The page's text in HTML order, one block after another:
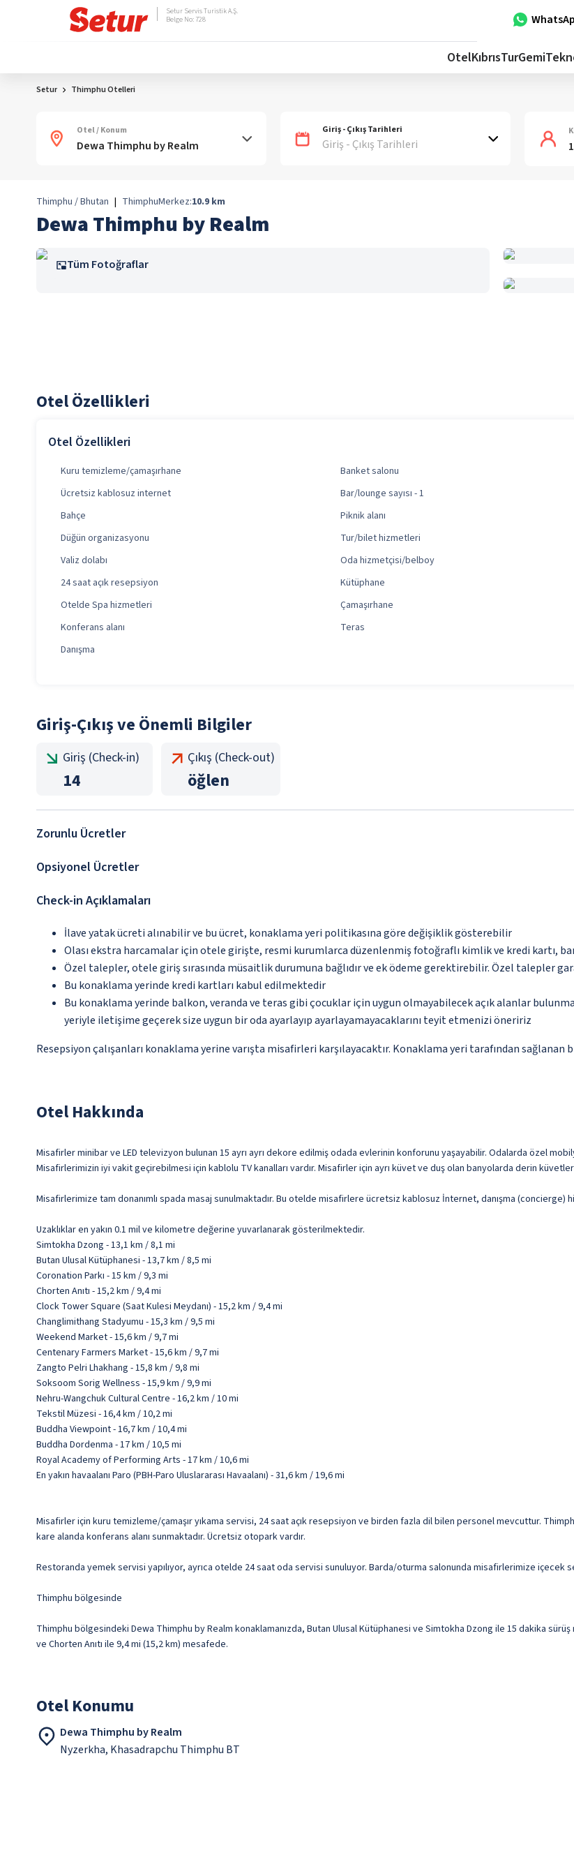
Setur Servis Turistik A.Ş.
Belge No: 728
OtelKıbrısTurGemi
Setur Thimphu Otelleri
Otel / Konum Giriş - Çıkış Tarihleri
Giriş - Çıkış Tarihleri
Thimphu / Bhutan | ThimphuMerkez:10.9 km
Dewa Thimphu by Realm
Tüm Fotoğraflar
Otel Özellikleri
Otel Özellikleri
Kuru temizleme/çamaşırhane Banket salonu
Ücretsiz kablosuz internet
Bar/lounge sayısı - 1
Bahçe
Piknik alanı
Düğün organizasyonu
Tur/bilet hizmetleri
Valiz dolabı
Oda hizmetçisi/belboy
24 saat açık resepsiyon
Kütüphane
Otelde Spa hizmetleri
Çamaşırhane
Konferans alanı
Teras
Danışma
Giriş-Çıkış ve Önemli Bilgiler
Giriş (Check-in)
14
Çıkış (Check-out)
öğlen
Zorunlu Ücretler
Opsiyonel Ücretler
Check-in Açıklamaları
İlave yatak ücreti alınabilir ve bu ücret, konaklama yeri politikasına göre değişiklik gösterebilir
Olası ekstra harcamalar için otele girişte, resmi kurumlarca düzenlenmiş fotoğraflı kimlik ve kredi kartı,
Özel talepler, otele giriş sırasında müsaitlik durumuna bağlıdır ve ek ödeme gerektirebilir. Özel talepler
Bu konaklama yerinde kredi kartları kabul edilmektedir
Bu konaklama yerinde balkon, veranda ve teras gibi çocuklar için uygun olmayabilecek açık alanlar
yeriyle iletişime geçerek size uygun bir oda ayarlayıp ayarlayamayacaklarını teyit etmenizi öneririz
Resepsiyon çalışanları konaklama yerine varışta misafirleri karşılayacaktır. Konaklama yeri tarafından
Otel Hakkında
Misafirler minibar ve LED televizyon bulunan 15 ayrı ayrı dekore edilmiş odada evlerinin konforunu yaşayabilir. Odalarda özel
Misafirlerimizin iyi vakit geçirebilmesi için kablolu TV kanalları vardır. Misafirler için ayrı küvet ve duş olan banyolarda derin küvetler
Misafirlerimize tam donanımlı spada masaj sunulmaktadır. Bu otelde misafirlere ücretsiz kablosuz İnternet, danışma (concierge)
Uzaklıklar en yakın 0.1 mil ve kilometre değerine yuvarlanarak gösterilmektedir.
Simtokha Dzong - 13,1 km / 8,1 mi
Butan Ulusal Kütüphanesi - 13,7 km / 8,5 mi
Coronation Parkı - 15 km / 9,3 mi
Chorten Anıtı - 15,2 km / 9,4 mi
Clock Tower Square (Saat Kulesi Meydanı) - 15,2 km / 9,4 mi
Changlimithang Stadyumu - 15,3 km / 9,5 mi
Weekend Market - 15,6 km / 9,7 mi
Centenary Farmers Market - 15,6 km / 9,7 mi
Zangto Pelri Lhakhang - 15,8 km / 9,8 mi
Soksoom Sorig Wellness - 15,9 km / 9,9 mi
Nehru-Wangchuk Cultural Centre - 16,2 km / 10 mi
Tekstil Müzesi - 16,4 km / 10,2 mi
Buddha Viewpoint - 16,7 km / 10,4 mi
Buddha Dordenma - 17 km / 10,5 mi
Royal Academy of Performing Arts - 17 km / 10,6 mi
En yakın havaalanı Paro (PBH-Paro Uluslararası Havaalanı) - 31,6 km / 19,6 mi
Misafirler için kuru temizleme/çamaşır yıkama servisi, 24 saat açık resepsiyon ve birden fazla dil bilen personel mevcuttur.
kare alanda konferans alanı sunmaktadır. Ücretsiz otopark vardır.
Restoranda yemek servisi yapılıyor, ayrıca otelde 24 saat oda servisi sunuluyor. Barda/oturma salonunda misafirlerimize içecek
Thimphu bölgesinde
Thimphu bölgesindeki Dewa Thimphu by Realm konaklamanızda, Butan Ulusal Kütüphanesi ve Simtokha Dzong ile 15 dakika
ve Chorten Anıtı ile 9,4 mi (15,2 km) mesafede.
Otel Konumu
Dewa Thimphu by Realm
Nyzerkha, Khasadrapchu Thimphu BT